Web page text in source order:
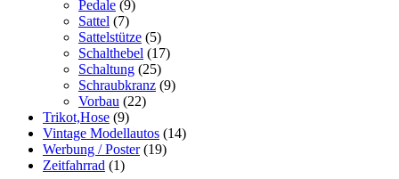
Pedale (9)
Sattel (7)
Sattelstütze (5)
Schalthebel (17)
Schaltung (25)
Schraubkranz (9)
Vorbau (22)
Trikot,Hose (9)
Vintage Modellautos (14)
Werbung / Poster (19)
Zeitfahrrad (1)